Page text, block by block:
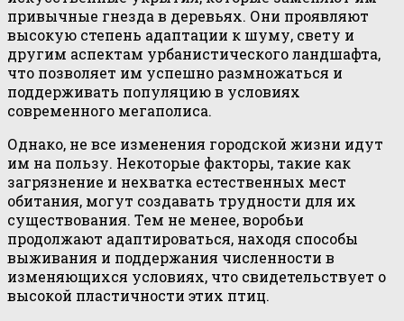
привычные гнезда в деревьях. Они проявляют
высокую степень адаптации к шуму, свету и
другим аспектам урбанистического ландшафта,
что позволяет им успешно размножаться и
поддерживать популяцию в условиях
современного мегаполиса.
Однако, не все изменения городской жизни идут
им на пользу. Некоторые факторы, такие как
загрязнение и нехватка естественных мест
обитания, могут создавать трудности для их
существования. Тем не менее, воробьи
продолжают адаптироваться, находя способы
выживания и поддержания численности в
изменяющихся условиях, что свидетельствует о
высокой пластичности этих птиц.